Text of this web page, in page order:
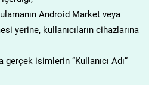
Android Market veya
yerine, kullanıcıların cihazlarına
gerçek isimlerin “Kullanıcı Adı”